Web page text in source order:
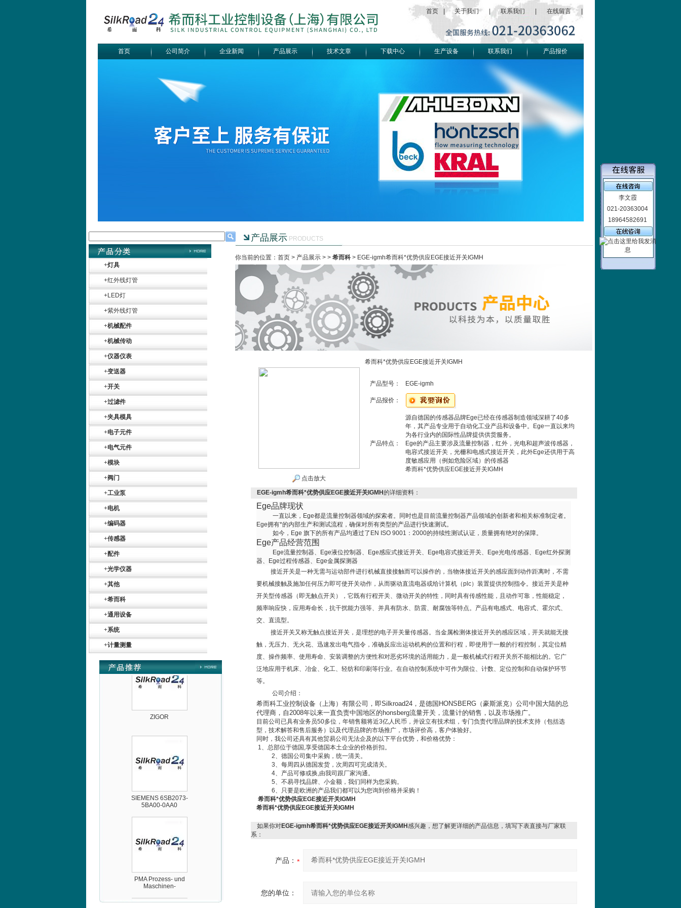
首页 关于我们 联系我们 在线留言
首页 公司简介 企业新闻 产品展示 技术文章 下载中心 生产设备 联系我们 产品报价
+灯具
+红外线灯管
+LED灯
+紫外线灯管
+机械配件
+机械传动
+仪器仪表
+变送器
+开关
+过滤件
+夹具模具
+电子元件
+电气元件
+模块
+阀门
+工业泵
+电机
+编码器
+传感器
+配件
+光学仪器
+其他
+希而科
+通用设备
+系统
+计量测量
SR+KH-AFB AF24-
德国HBM
5BA00-0AA0
Maschinen-
Automation GmbH
产品展示PRODUCTS
你当前的位置：首页 > 产品展示> > 希而科> EGE-igmh希而科*优势供应EGE接近开关IGMH
希而科*优势供应EGE接近开关IGMH
点击放大
产品型号： EGE-igmh
产品报价：
产品特点：
源自德国的传感器品牌Ege已经在传感器制造领域深耕了40多
年，其产品专业用于自动化工业产品和设备中。Ege一直以来均
为各行业内的国际性品牌提供供货服务。
Ege的产品主要涉及流量控制器，红外，光电和超声波传感器，
电容式接近开关，光栅和电感式接近开关，此外Ege还供用于高
度敏感应用（例如危险区域）的传感器
希而科*优势供应EGE接近开关IGMH
EGE-igmh希而科*优势供应EGE接近开关IGMH 的详细资料：
Ege品牌现状
一直以来， Ege都是流量控制器领域的探索者。
同时也是目前流量控制器产品领域的创新者和相关标准制定者。
Ege拥有*的内部生产和测试流程，确保对所有类型的产品进行快速测试。
如今， Ege 旗下的所有产品均通过了 EN ISO 9001 ： 2000的持续性测试认证，质量拥有绝对的保障。
Ege产品经营范围
Ege流量控制器、 Ege液位控制器、 Ege感应式接近开关、 Ege电容式接近开关、 Ege光电传感器、 Ege红外探测
器、
Ege过程传感器、 Ege金属探测器
接近开关是一种无需与运动部件进行机械直接接触而可以操作的 ，当物体接近开关的感应面到动作距离时，不需
要机械接触及施加任何压力即可使开关动作，从而驱动直流电器或给计算机（plc）装置提供控制指令。接近开关是种
开关型传感器（即无触点开关），它既有行程开关、微动开关的特性，同时具有传感性能，且动作可靠，性能稳定，
频率响应快，应用寿命长，抗干扰能力强等、并具有防水、防震、耐腐蚀等特点。产品有电感式、电容式、霍尔式、
交、直流型。
接近开关又称无触点接近开关，是理想的电子开关量传感器。当金属检测体接近开关的感应区域，开关就能无接
触，无压力、无火花、迅速发出电气指令，准确反应出运动机构的位置和行程，即使用于一般的行程控制，其定位精
度、操作频率、使用寿命、安装调整的方便性和对恶劣环境的适用能力，是一般机械式行程开关所不能相比的。它广
泛地应用于机床、冶金、化工、轻纺和印刷等行业。在自动控制系统中可作为限位、计数、定位控制和自动保护环节
等。
公司介绍：
希而科工业控制设备（上海）有限公司，即Silkroad24 ，是德国 HONSBERG （豪斯派克）公司中国大陆的总
代理商，自2008年以来一直负责中国地区的 honsberg流量开关，流量计的销售，以及市场推广。
目前公司已具有业务员50多位，年销售额将近3亿人民币，并设立有技术组，专门负责代理品牌的技术支持（包括选
型，技术解答和售后服务）以及代理品牌的市场推广，市场评价高，客户体验好。
同时，我公司还具有其他贸易公司无法企及的以下平台优势，和价格优势：
1、总部位于德国 ,享受德国本土企业的价格折扣。
2、德国公司集中采购，统一清关。
3、每周四从德国发货，次周四可完成清关。
4、产品可修或换,由我司跟厂家沟通。
5、不易寻找品牌、小金额，我们同样为您采购。
6、只要是欧洲的产品我们都可以为您询到价格并采购！
希而科*优势供应EGE接近开关IGMH
希而科*优势供应EGE接近开关IGMH
如果你对EGE-igmh希而科*优势供应EGE接近开关IGMH 感兴趣，想了解更详细的产品信息，填写下表直接与厂家联
系：
产品：
您的单位：
李文霞
021-20363004
18964582691